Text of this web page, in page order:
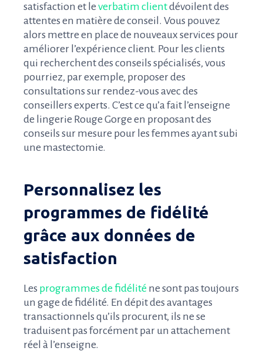
satisfaction et le verbatim clientdévoilent des
attentes en matière de conseil. Vous pouvez
alors mettre en place de nouveaux services pour
améliorer l’expérience client. Pour les clients
qui recherchent des conseils spécialisés, vous
pourriez, par exemple, proposer des
consultations sur rendez-vous avec des
conseillers experts. C’est ce qu’a fait l’enseigne
de lingerie Rouge Gorge en proposant des
conseils sur mesure pour les femmes ayant subi
une mastectomie.
Personnalisez les
programmes de fidélité
grâce aux données de
satisfaction
Les programmes de fidélité ne sont pas toujours
un gage de fidélité. En dépit des avantages
transactionnels qu’ils procurent, ils ne se
traduisent pas forcément par un attachement
réel à l’enseigne.